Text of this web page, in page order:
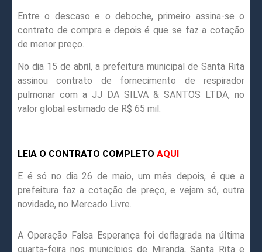
Entre o descaso e o deboche, primeiro assina-se o
contrato de compra e depois é que se faz a cotação
de menor preço.
No dia 15 de abril, a prefeitura municipal de Santa Rita
assinou contrato de fornecimento de respirador
pulmonar com a JJ DA SILVA & SANTOS LTDA, no
valor global estimado de R$ 65 mil.
LEIA O CONTRATO COMPLETO AQUI
E é só no dia 26 de maio, um mês depois, é que a
prefeitura faz a cotação de preço, e vejam só, outra
novidade, no Mercado Livre.
A Operação Falsa Esperança foi deflagrada na última
quarta-feira nos municípios de Miranda, Santa Rita e